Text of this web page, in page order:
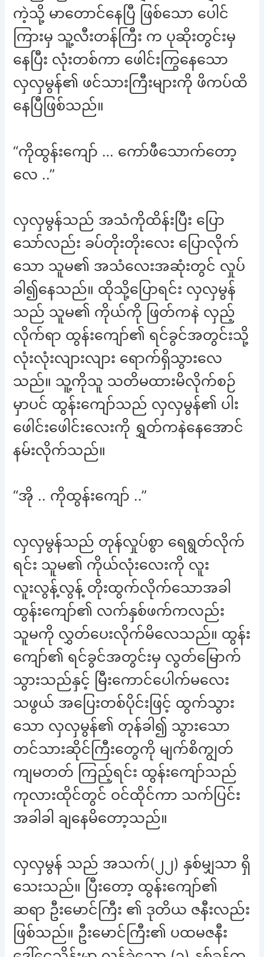
ကဲ့သို့ မာတောင်နေပြီ ဖြစ်သော ပေါင်
ကြားမှ သူ့လီးတန်ကြီး က ပုဆိုးတွင်းမှ
နေပြီး လုံးတစ်ကာ ဖေါင်းကြွနေသော
လှလှမွန်၏ ဖင်သားကြီးများကို ဖိကပ်ထိ
နေပြီဖြစ်သည်။
“ကိုထွန်းကျော် … ကော်ဖီသောက်တော့
လေ ..”
လှလှမွန်သည် အသံကိုထိန်းပြီး ပြော
သော်လည်း ခပ်တိုးတိုးလေး ပြောလိုက်
သော သူမ၏ အသံလေးအဆုံးတွင် လှုပ်
ခါ၍နေသည်။ ထိုသို့ပြောရင်း လှလှမွန်
သည် သူမ၏ ကိုယ်ကို ဖြတ်ကနဲ လှည့်
လိုက်ရာ ထွန်းကျော်၏ ရင်ခွင်အတွင်းသို့
လုံးလုံးလျားလျား ရောက်ရှိသွားလေ
သည်။ သူ့ကိုသူ သတိမထားမိလိုက်စဉ်
မှာပင် ထွန်းကျော်သည် လှလှမွန်၏ ပါး
ဖေါင်းဖေါင်းလေးကို ရွှတ်ကနဲနေအောင်
နမ်းလိုက်သည်။
“အို .. ကိုထွန်းကျော် ..”
လှလှမွန်သည် တုန်လှုပ်စွာ ရေရွတ်လိုက်
ရင်း သူမ၏ ကိုယ်လုံးလေးကို လူး
လူးလွန့်လွန့် တိုးထွက်လိုက်သောအခါ
ထွန်းကျော်၏ လက်နှစ်ဖက်ကလည်း
သူမကို လွှတ်ပေးလိုက်မိလေသည်။ ထွန်း
ကျော်၏ ရင်ခွင်အတွင်းမှ လွတ်မြောက်
သွားသည်နှင့် မြီးကောင်ပေါက်မလေး
သဖွယ် အပြေးတစ်ပိုင်းဖြင့် ထွက်သွား
သော လှလှမွန်၏ တုန်ခါ၍ သွားသော
တင်သားဆိုင်ကြီးတွေကို မျက်စိကျွတ်
ကျမတတ် ကြည့်ရင်း ထွန်းကျော်သည်
ကုလားထိုင်တွင် ဝင်ထိုင်ကာ သက်ပြင်း
အခါခါ ချနေမိတော့သည်။
လှလှမွန် သည် အသက်(၂၂) နှစ်မျှသာ ရှိ
သေးသည်။ ပြီးတော့ ထွန်းကျော်၏
ဆရာ ဦးမောင်ကြီး ၏ ဒုတိယ ဇနီးလည်း
ဖြစ်သည်။ ဦးမောင်ကြီး၏ ပထမဇနီး